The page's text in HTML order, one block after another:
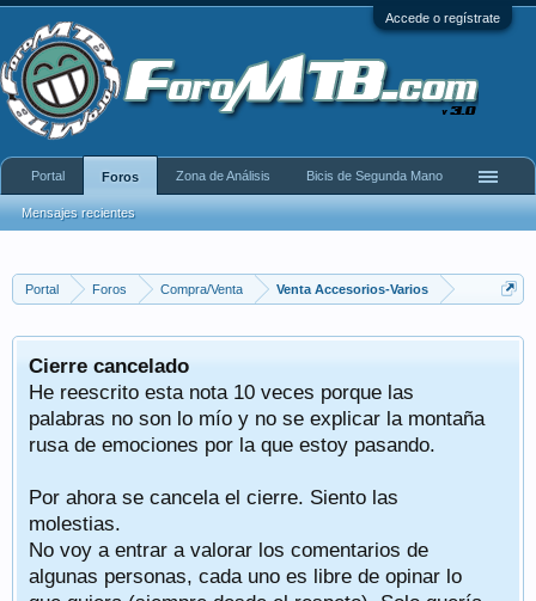
Accede o regístrate
Portal Foros Compra/Venta Venta Accesorios-Varios
Cierre cancelado
He reescrito esta nota 10 veces porque las
palabras no son lo mío y no se explicar la montaña
rusa de emociones por la que estoy pasando.
Por ahora se cancela el cierre. Siento las
molestias.
No voy a entrar a valorar los comentarios de
algunas personas, cada uno es libre de opinar lo
Portal Foros
Mensajes recientes
Zona de Análisis Bicis de Segunda Mano